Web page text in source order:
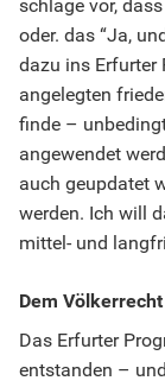
schlage vor,
oder. das “Ja,
dazu ins Erfurter
angelegten
finde –
angewendet
auch geupdatet
werden. Ich will
mittel- und
Dem
Das Erfurter
entstanden –